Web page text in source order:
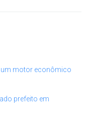
um motor econômico
prefeito em